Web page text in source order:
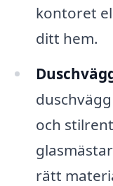
kontoret
ditt hem.
och
rätt